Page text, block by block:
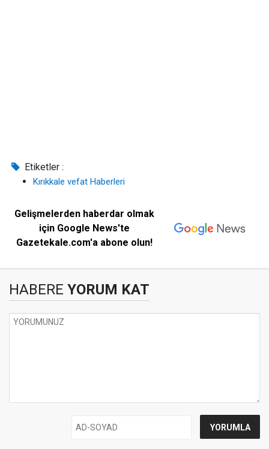
Etiketler :
Kırıkkale vefat Haberleri
Gelişmelerden haberdar olmak
için Google News'te
Gazetekale.com'a abone olun!
HABERE YORUM KAT